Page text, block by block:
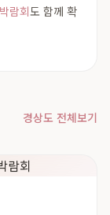
람회도 함께 확
경상도 전체보기